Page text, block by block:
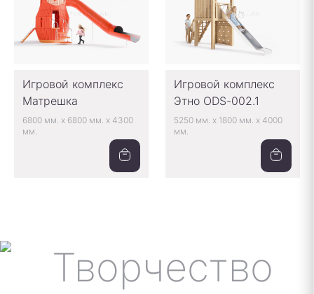
Игровой комплекс
Матрешка
6800 мм. x 6800 мм. x 4300
мм.
Игровой комплекс
Этно ODS-002.1
5250 мм. x 1800 мм. x 4000
мм.